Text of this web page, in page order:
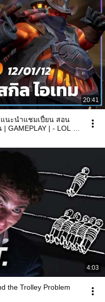
20:41
แนะนำแชมเปี้ยน สอน
| - LOL :
4:03
the Trolley Problem